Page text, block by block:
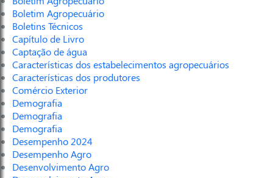
Boletim Agropecuário
Boletins Técnicos
Capítulo de Livro
Captação de água
Características dos estabelecimentos agropecuários
Características dos produtores
Comércio Exterior
Demografia
Demografia
Demografia
Desempenho 2024
Desempenho Agro
Desenvolvimento Agro